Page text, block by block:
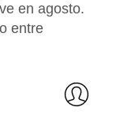
en agosto.
entre